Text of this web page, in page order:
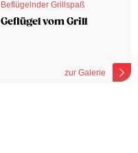
Beflügelnder Grillspaß
Geflügel vom Grill
zur Galerie